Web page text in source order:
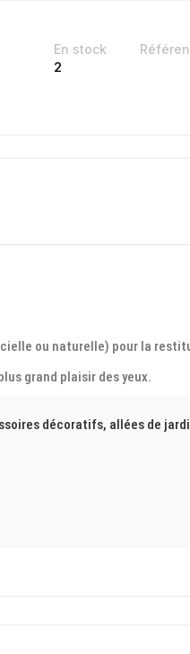
En stock
2
ou naturelle) pour la
grand plaisir des yeux.
décoratifs, allées de